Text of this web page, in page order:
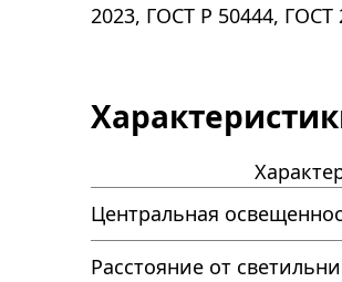
2023, ГОСТ Р 50444,
Центральная
Расстояние от